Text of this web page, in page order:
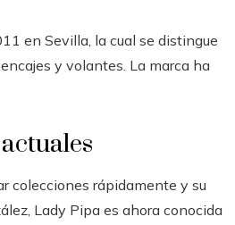
en Sevilla, la cual se distingue
y volantes. La marca ha
colecciones rápidamente y su
Lady Pipa es ahora conocida